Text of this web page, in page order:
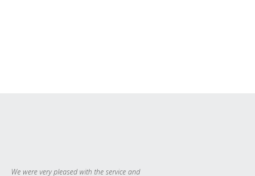
We were very pleased with the service and